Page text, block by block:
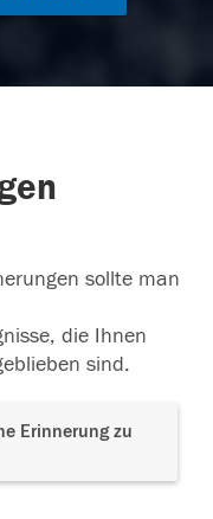
sollte man
die Ihnen
sind.
Erinnerung zu